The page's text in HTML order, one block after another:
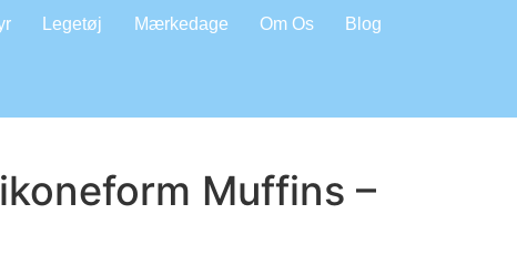
Legetøj Mærkedage Om Os Blog
Muffins –